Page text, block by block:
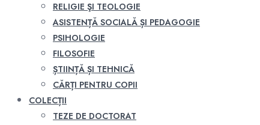
RELIGIE ŞI TEOLOGIE
ASISTENȚĂ SOCIALĂ ȘI PEDAGOGIE
PSIHOLOGIE
FILOSOFIE
ȘTIINȚĂ ȘI TEHNICĂ
CĂRȚI PENTRU COPII
COLECȚII
TEZE DE DOCTORAT